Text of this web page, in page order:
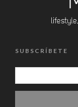
SUBSCRÍBETE